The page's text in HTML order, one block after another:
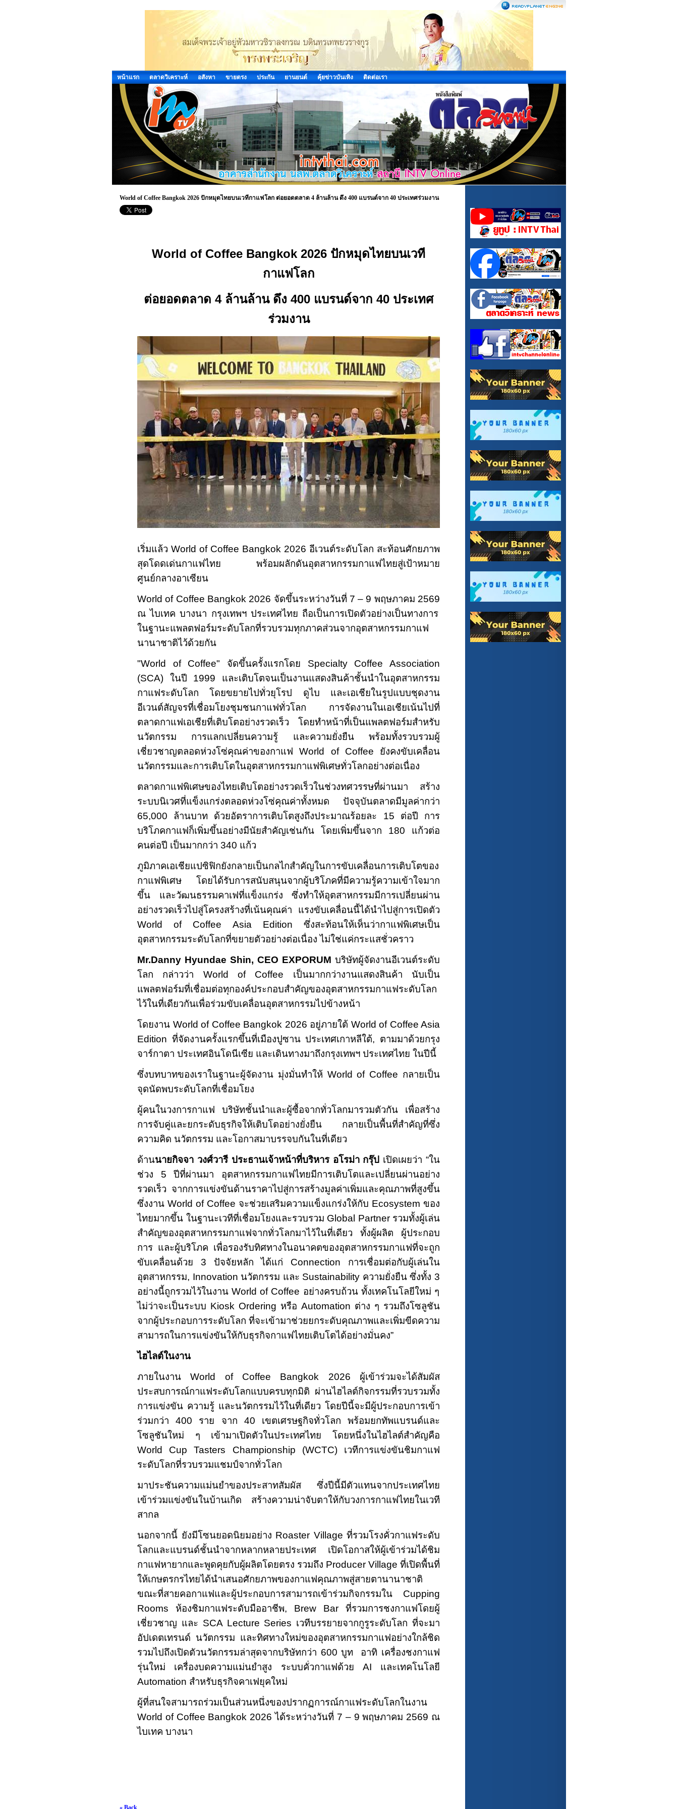
หน้าแรก ตลาดวิเคราะห์ อสังหา ขายตรง ประกัน ยานยนต์ คุ้ยข่าวบันเทิง ติดต่อเรา
World of Coffee Bangkok 2026 ปักหมุดไทยบนเวทีกาแฟโลก ต่อยอดตลาด 4 ล้านล้าน ดึง 400 แบรนด์จาก 40 ประเทศร่วมงาน
World of Coffee Bangkok 2026 ปักหมุดไทยบนเวที
กาแฟโลก
ต่อยอดตลาด 4 ล้านล้าน ดึง 400 แบรนด์จาก 40 ประเทศ
ร่วมงาน
เริ่มแล้ว World of Coffee Bangkok 2026 อีเวนต์ระดับโลก สะท้อนศักยภาพ
สุดโดดเด่นกาแฟไทย พร้อมผลักดันอุตสาหกรรมกาแฟไทยสู่เป้าหมาย
ศูนย์กลางอาเซียน
World of Coffee Bangkok 2026 จัดขึ้นระหว่างวันที่ 7 – 9 พฤษภาคม 2569
ณ ไบเทค บางนา กรุงเทพฯ ประเทศไทย ถือเป็นการเปิดตัวอย่างเป็นทางการ
ในฐานะแพลตฟอร์มระดับโลกที่รวบรวมทุกภาคส่วนจากอุตสาหกรรมกาแฟ
นานาชาติไว้ด้วยกัน
"World of Coffee" จัดขึ้นครั้งแรกโดย Specialty Coffee Association
(SCA) ในปี 1999 และเติบโตจนเป็นงานแสดงสินค้าชั้นนำในอุตสาหกรรม
กาแฟระดับโลก โดยขยายไปทั่วยุโรป ดูไบ และเอเชียในรูปแบบชุดงาน
อีเวนต์สัญจรที่เชื่อมโยงชุมชนกาแฟทั่วโลก การจัดงานในเอเชียเน้นไปที่
ตลาดกาแฟเอเชียที่เติบโตอย่างรวดเร็ว โดยทำหน้าที่เป็นแพลตฟอร์มสำหรับ
นวัตกรรม การแลกเปลี่ยนความรู้ และความยั่งยืน พร้อมทั้งรวบรวมผู้
เชี่ยวชาญตลอดห่วงโซ่คุณค่าของกาแฟWorld of Coffee ยังคงขับเคลื่อน
นวัตกรรมและการเติบโตในอุตสาหกรรมกาแฟพิเศษทั่วโลกอย่างต่อเนื่อง
ตลาดกาแฟพิเศษของไทยเติบโตอย่างรวดเร็วในช่วงทศวรรษที่ผ่านมา สร้าง
ระบบนิเวศที่แข็งแกร่งตลอดห่วงโซ่คุณค่าทั้งหมด ปัจจุบันตลาดมีมูลค่ากว่า
65,000 ล้านบาท ด้วยอัตราการเติบโตสูงถึงประมาณร้อยละ 15 ต่อปี การ
บริโภคกาแฟก็เพิ่มขึ้นอย่างมีนัยสำคัญเช่นกัน โดยเพิ่มขึ้นจาก 180 แก้วต่อ
คนต่อปี เป็นมากกว่า 340 แก้ว
ภูมิภาคเอเชียแปซิฟิกยังกลายเป็นกลไกสำคัญในการขับเคลื่อนการเติบโตของ
กาแฟพิเศษ โดยได้รับการสนับสนุนจากผู้บริโภคที่มีความรู้ความเข้าใจมาก
ขึ้น และวัฒนธรรมคาเฟที่แข็งแกร่ง ซึ่งทำให้อุตสาหกรรมมีการเปลี่ยนผ่าน
อย่างรวดเร็วไปสู่โครงสร้างที่เน้นคุณค่า แรงขับเคลื่อนนี้ได้นำไปสู่การเปิดตัว
World of Coffee Asia Edition ซึ่งสะท้อนให้เห็นว่ากาแฟพิเศษเป็น
อุตสาหกรรมระดับโลกที่ขยายตัวอย่างต่อเนื่อง ไม่ใช่แค่กระแสชั่วคราว
Mr.Danny Hyundae Shin, CEO EXPORUM บริษัทผู้จัดงานอีเวนต์ระดับ
โลก กล่าวว่า World of Coffee เป็นมากกว่างานแสดงสินค้า นับเป็น
แพลตฟอร์มที่เชื่อมต่อทุกองค์ประกอบสำคัญของอุตสาหกรรมกาแฟระดับโลก
ไว้ในที่เดียวกันเพื่อร่วมขับเคลื่อนอุตสาหกรรมไปข้างหน้า
โดยงาน World of Coffee Bangkok 2026 อยู่ภายใต้ World of Coffee Asia
Edition ที่จัดงานครั้งแรกขึ้นที่เมืองปูซาน ประเทศเกาหลีใต้, ตามมาด้วยกรุง
จาร์กาตา ประเทศอินโดนีเซีย และเดินทางมาถึงกรุงเทพฯ ประเทศไทย ในปีนี้
ซึ่งบทบาทของเราในฐานะผู้จัดงาน มุ่งมั่นทำให้ World of Coffee กลายเป็น
จุดนัดพบระดับโลกที่เชื่อมโยง
ผู้คนในวงการกาแฟ บริษัทชั้นนำและผู้ซื้อจากทั่วโลกมารวมตัวกัน เพื่อสร้าง
การจับคู่และยกระดับธุรกิจให้เติบโตอย่างยั่งยืน กลายเป็นพื้นที่สำคัญที่ซึ่ง
ความคิด นวัตกรรม และโอกาสมาบรรจบกันในที่เดียว
ด้านนายกิจจา วงศ์วารี ประธานเจ้าหน้าที่บริหาร อโรม่า กรุ๊ป เปิดเผยว่า“ใน
ช่วง 5 ปีที่ผ่านมา อุตสาหกรรมกาแฟไทยมีการเติบโตและเปลี่ยนผ่านอย่าง
รวดเร็ว จากการแข่งขันด้านราคาไปสู่การสร้างมูลค่าเพิ่มและคุณภาพที่สูงขึ้น
ซึ่งงาน World of Coffee จะช่วยเสริมความแข็งแกร่งให้กับ Ecosystem ของ
ไทยมากขึ้น ในฐานะเวทีที่เชื่อมโยงและรวบรวม Global Partner รวมทั้งผู้เล่น
สำคัญของอุตสาหกรรมกาแฟจากทั่วโลกมาไว้ในที่เดียว ทั้งผู้ผลิต ผู้ประกอบ
การ และผู้บริโภค เพื่อรองรับทิศทางในอนาคตของอุตสาหกรรมกาแฟที่จะถูก
ขับเคลื่อนด้วย 3 ปัจจัยหลัก ได้แก่ Connection การเชื่อมต่อกับผู้เล่นใน
อุตสาหกรรม, Innovation นวัตกรรม และ Sustainability ความยั่งยืน ซึ่งทั้ง3
อย่างนี้ถูกรวมไว้ในงานWorld of Coffee อย่างครบถ้วน ทั้งเทคโนโลยีใหม่ ๆ
ไม่ว่าจะเป็นระบบ Kiosk Ordering หรือ Automation ต่าง ๆ รวมถึงโซลูชัน
จากผู้ประกอบการระดับโลก ที่จะเข้ามาช่วยยกระดับคุณภาพและเพิ่มขีดความ
สามารถในการแข่งขันให้กับธุรกิจกาแฟไทยเติบโตได้อย่างมั่นคง”
ไฮไลต์ในงาน
ภายในงานWorld of Coffee Bangkok 2026 ผู้เข้าร่วมจะได้สัมผัส
ประสบการณ์กาแฟระดับโลกแบบครบทุกมิติ ผ่านไฮไลต์กิจกรรมที่รวบรวมทั้ง
การแข่งขัน ความรู้ และนวัตกรรมไว้ในที่เดียว โดยปีนี้จะมีผู้ประกอบการเข้า
ร่วมกว่า400 ราย จาก 40 เขตเศรษฐกิจทั่วโลก พร้อมยกทัพแบรนด์และ
โซลูชันใหม่ ๆ เข้ามาเปิดตัวในประเทศไทย โดยหนึ่งในไฮไลต์สำคัญคือ
World Cup Tasters Championship (WCTC) เวทีการแข่งขันชิมกาแฟ
ระดับโลกที่รวบรวมแชมป์จากทั่วโลก
มาประชันความแม่นยำของประสาทสัมผัส ซึ่งปีนี้มีตัวแทนจากประเทศไทย
เข้าร่วมแข่งขันในบ้านเกิด สร้างความน่าจับตาให้กับวงการกาแฟไทยในเวที
สากล
นอกจากนี้ ยังมีโซนยอดนิยมอย่าง Roaster Village ที่รวมโรงคั่วกาแฟระดับ
โลกและแบรนด์ชั้นนำจากหลากหลายประเทศ เปิดโอกาสให้ผู้เข้าร่วมได้ชิม
กาแฟหายากและพูดคุยกับผู้ผลิตโดยตรง รวมถึง Producer Village ที่เปิดพื้นที่
ให้เกษตรกรไทยได้นำเสนอศักยภาพของกาแฟคุณภาพสู่สายตานานาชาติ
ขณะที่สายคอกาแฟและผู้ประกอบการสามารถเข้าร่วมกิจกรรมใน Cupping
Rooms ห้องชิมกาแฟระดับมืออาชีพ, Brew Bar ที่รวมการชงกาแฟโดยผู้
เชี่ยวชาญ และ SCA Lecture Series เวทีบรรยายจากกูรูระดับโลก ที่จะมา
อัปเดตเทรนด์ นวัตกรรม และทิศทางใหม่ของอุตสาหกรรมกาแฟอย่างใกล้ชิด
รวมไปถึงเปิดตัวนวัตกรรมล่าสุดจากบริษัทกว่า 600 บูท อาทิ เครื่องชงกาแฟ
รุ่นใหม่ เครื่องบดความแม่นยำสูง ระบบคั่วกาแฟด้วย AI และเทคโนโลยี
Automation สำหรับธุรกิจคาเฟยุคใหม่
ผู้ที่สนใจสามารถร่วมเป็นส่วนหนึ่งของปรากฏการณ์กาแฟระดับโลกในงาน
World of Coffee Bangkok 2026 ได้ระหว่างวันที่ 7 – 9พฤษภาคม 2569 ณ
ไบเทค บางนา
« Back